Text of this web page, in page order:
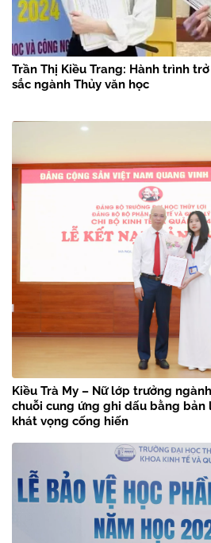
Trần Thị Kiều Trang: Hành trình
sắc ngành Thủy văn học
Kiều Trà My – Nữ lớp trưởng
chuỗi cung ứng ghi dấu bằng bản
khát vọng cống hiến